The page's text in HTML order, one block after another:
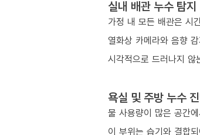
실내 배관 누수 탐지
가정 내 모든 배관은 시
열화상 카메라와 음향
시각적으로 드러나지
욕실 및 주방 누수
물 사용량이 많은 공간
이 부위는 습기와 결합